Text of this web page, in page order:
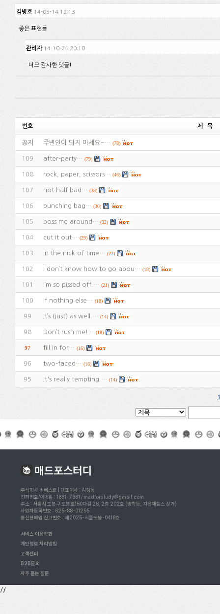
김병호 14-05-14 12:13
좋은 표현들
관리자 14-10-24 20:10
너므 감사한 댓글!
번호 제 목
공지 주변인이 되지 마세요~… (78)
109 after-party… (79)
108 rock, paper, scissors… (46)
107 not half bad… (38)
106 punching bag… (30)
105 boss me around… (32)
104 cut it out… (29)
103 in the nick of time… (22)
102 I don’t know how to go abou… (18)
101 I’m so pissed off.… (21)
100 if nothing else… (18)
99 It’s (just) as well.… (14)
98 Don’t rush me!… (18)
97 fill in for… (16)
96 two-faced… (16)
95 It's really tempting.… (14)
1
주식회사 비베스트 | 대표이사 : 김정동
전화번호/이메일 : 1661-7661 / madforstudy@gmail.com
주소 : 서울시 도봉구 도봉로150다길 28, 2층 202호 (방학동, 지음재힐스 상가)
사업자등록번호 : 625-88-01295
통신판매업 신고번호 : 제2025-서울도봉-0418호
서비스 이용약관
개인정보 처리방침
고객센터
B2B문의
자주 묻는 질문
//